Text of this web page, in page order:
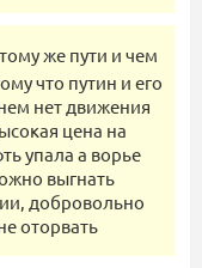
же пути и чем
что путин и его
нет движения
цена на
упала а ворье
выгнать
добровольно
оторвать